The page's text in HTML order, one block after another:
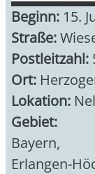
Beginn: 15.
Straße:
Postleitzahl:
Ort:
Lokation:
Gebiet:
Bayern,
Erlangen-